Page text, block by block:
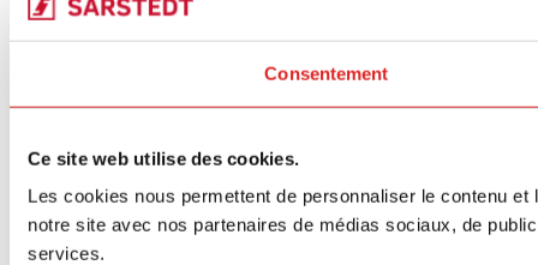
Consentement
Ce site web utilise des cookies.
Les cookies nous permettent de personnaliser le contenu
notre site avec nos partenaires de médias sociaux, de
services.